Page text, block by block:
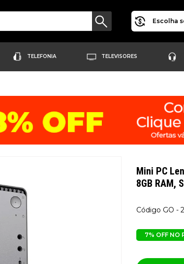
Escolha
TELEFONIA TELEVISORES
Mini PC
8GB RAM,
GO -
7% OFF NO